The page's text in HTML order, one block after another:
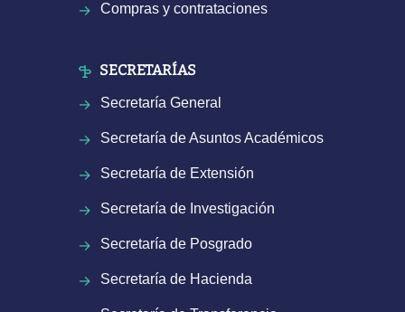
Compras y contrataciones
SECRETARÍAS
Secretaría General
Secretaría de Asuntos Académicos
Secretaría de Extensión
Secretaría de Investigación
Secretaría de Posgrado
Secretaría de Hacienda